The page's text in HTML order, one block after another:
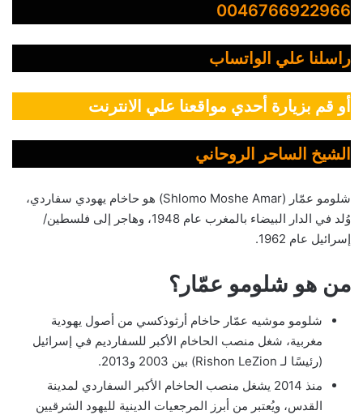
0046766922966
راسلنا علي الواتساب
أو قم بزيارة أحدي مواقعنا علي الانترنت
الشيخ الساحر الروحاني
شلومو عمّار (Shlomo Moshe Amar) هو حاخام يهودي سفاردي،
وُلد في الدار البيضاء بالمغرب عام 1948، وهاجر إلى فلسطين/
إسرائيل عام 1962.
من هو شلومو عمّار؟
شلومو موشيه عمّار حاخام أرثوذكسي من أصول يهودية
مغربية، شغل منصب الحاخام الأكبر للسفارديم في إسرائيل
(رئيسًا لـ Rishon LeZion) بين 2003 و2013.
منذ 2014 يشغل منصب الحاخام الأكبر السفاردي لمدينة
القدس، ويُعتبر من أبرز المرجعيات الدينية لليهود الشرقيين